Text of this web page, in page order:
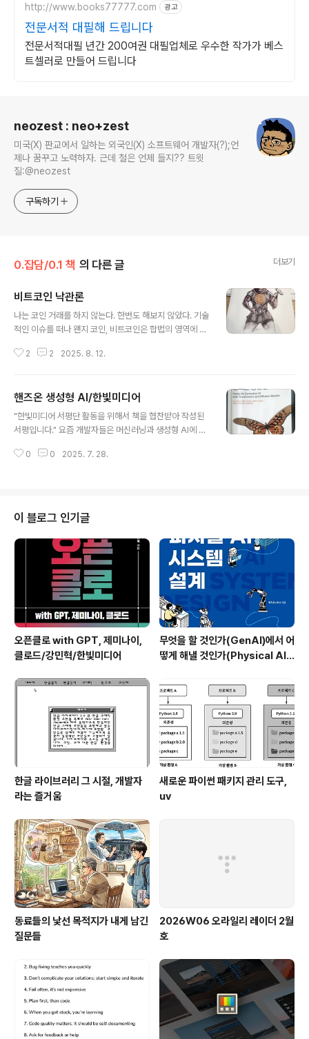
http://www.books77777.com 광고
전문서적 대필해 드립니다
전문서적대필 년간 200여권 대필업체로 우수한 작가가 베스
트셀러로 만들어 드립니다
neozest : neo+zest
미국(X) 판교에서 일하는 외국인(X) 소프트웨어 개발자(?);언
제나 꿈꾸고 노력하자. 근데 철은 언제 들지?? 트윗
질:@neozest
구독하기
0.잡담/0.1 책 의 다른 글 더보기
비트코인 낙관론
나는 코인 거래를 하지 않는다. 한번도 해보지 않았다. 기술
적인 이슈를 떠나 왠지 코인, 비트코인은 합법의 영역에 있
러한 태도는 소프트웨어 엔지니어로서는 좋지 않다고 생각
기하게도 감성적으로 거부 반응이 있다.) 그런 와중에 대학
선배인 H형을 오랜만에 만났는데 이런 저런 이야기 속에서
비트코인에 대한 낙관적, 긍정적 전망을 설파하다가 괜찮
냥 책장에 넣어두었는데 이번 여름 휴가때 읽어보았다.이
2 2 2025. 8. 12.
핸즈온 생성형 AI/한빛미디어
"한빛미디어 서평단 활동을 위해서 책을 협찬받아 작성된
서평입니다." 요즘 개발자들은 머신러닝과 생성형 AI에 대
들이 엄청난 수식들로 가득차 있습니다. 그래서 작심삼일
니 허깅페이스 개발자들이 적은 책이네요. 역시 하수는 어
려운 걸 어렵게, 쉬운 걸 어렵고, 중수는 어려운 걸 어렵게
쉬운걸 쉽게, 상수는 어려운 것도 쉽게 풀어낸다고 하더
니... 트랜스포머 모델과 디퓨전 모델을 정말 쉽게(!-상대적
으로) 설명해 줍니다.생성형 AI라고 적혀 있지만, 트랜스포
머 모델과 디퓨젼 모델..
0 0 2025. 7. 28.
이 블로그 인기글
오픈클로 with GPT, 제미나이,
클로드/강민혁/한빛미디어
무엇을 할 것인가(GenAI)에서 어
떻게 해낼 것인가(Physical AI)
미디어
한글 라이브러리 그 시절, 개발자
라는 즐거움
새로운 파이썬 패키지 관리 도구,
uv
동료들의 낯선 목적지가 내게 남긴
질문들
2026W06 오라일리 레이더 2월
호